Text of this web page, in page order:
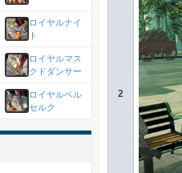
2
ロイヤルナイ
ト
ロイヤルマス
クドダンサー
ロイヤルベル
セルク